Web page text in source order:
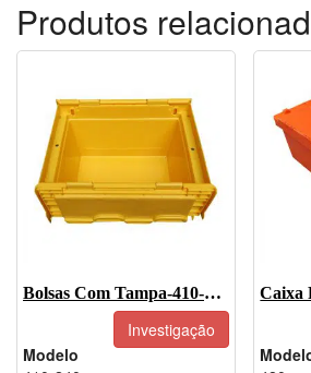
Produtos
Bolsas Com Tampa-410-240
Investigação
Modelo